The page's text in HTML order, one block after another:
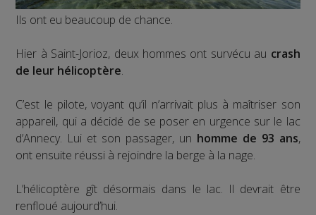
Ils ont eu beaucoup de chance.
Hier à Saint-Jorioz, deux hommes ont survécu au crash
de leur hélicoptère.
C’est le pilote, voyant qu’il n’arrivait plus à maîtriser son
appareil, qui a décidé de se poser en urgence sur le lac
d’Annecy. Lui et son passager, un homme de 93 ans,
ont ensuite réussi à rejoindre la berge à la nage.
L’hélicoptère gît désormais dans le lac. Il devrait être
renfloué aujourd’hui.